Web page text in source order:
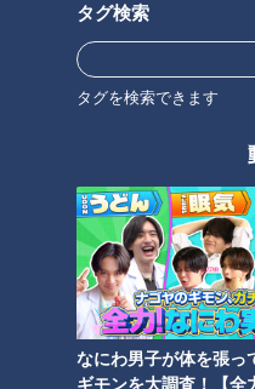
タグ検索
タグを検索できます
なにわ男子が体を張っ
ギモンを大調査！【全
与那嶺要監督（ダニエル・Ｋ・イ
水原の後を受けて、ドラゴ
まれの日系２世である与那
ームに対して、ものすごい
イアンツ時代に首位打者を